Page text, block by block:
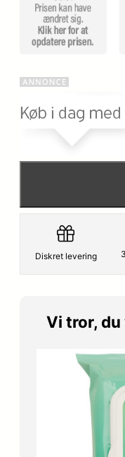
Diskret levering
Vi tror,